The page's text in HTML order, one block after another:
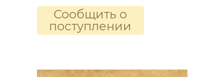
Сообщить о
поступлении